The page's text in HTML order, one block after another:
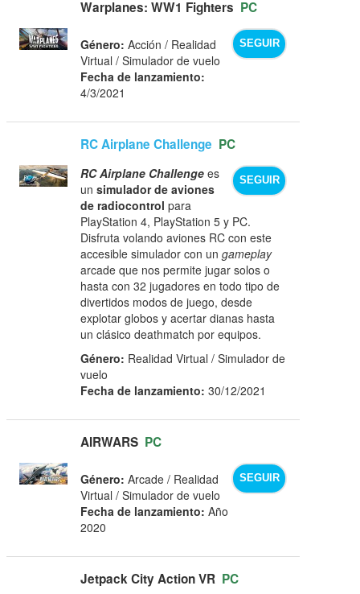
Warplanes: WW1 Fighters PC
SEGUIR
Género: Acción / Realidad
Virtual / Simulador de vuelo
Fecha de lanzamiento:
4/3/2021
RC Airplane Challenge PC
SEGUIR
RC Airplane Challenge es
unsimulador de aviones
de radiocontrol para
PlayStation 4, PlayStation 5 y PC.
Disfruta volando aviones RC con este
accesible simulador con ungameplay
arcade que nos permite jugar solos o
hasta con 32 jugadores en todo tipo de
divertidos modos de juego, desde
explotar globos y acertar dianas hasta
un clásico deathmatch por equipos.
Género: Realidad Virtual / Simulador de
vuelo
Fecha de lanzamiento: 30/12/2021
AIRWARS PC
SEGUIR
Género: Arcade / Realidad
Virtual / Simulador de vuelo
Fecha de lanzamiento: Año
2020
Jetpack City Action VR PC